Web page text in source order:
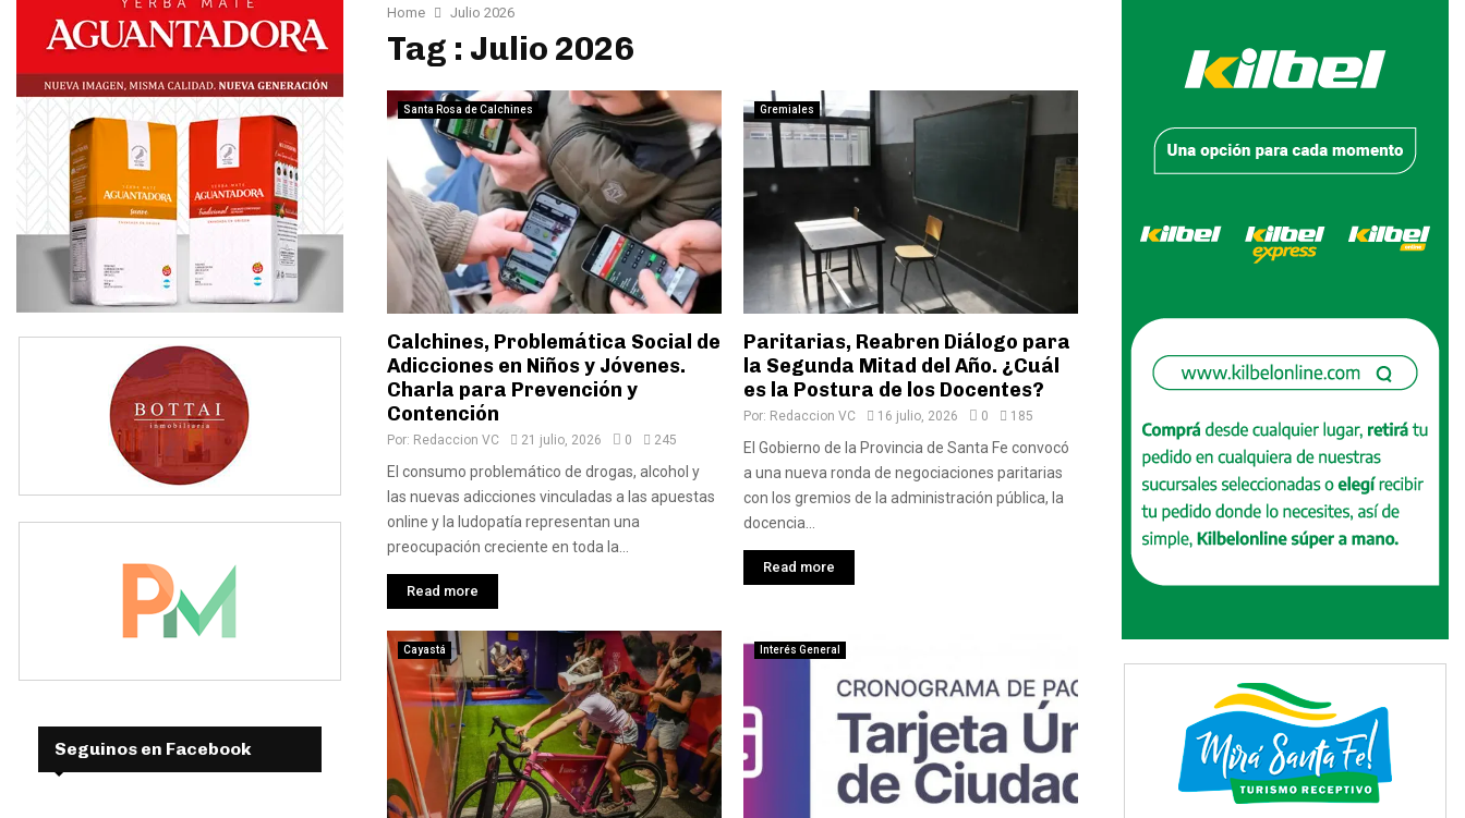
Home Julio 2026
Tag : Julio 2026
Santa Rosa de Calchines
Calchines, Problemática Social de
Adicciones en Niños y Jóvenes.
Charla para Prevención y
Contención
Por: Redaccion VC 21 julio, 2026 0 245
El consumo problemático de drogas, alcohol y
las nuevas adicciones vinculadas a las apuestas
online y la ludopatía representan una
preocupación creciente en toda la...
Read more
Gremiales
Paritarias, Reabren Diálogo para
la Segunda Mitad del Año. ¿Cuál
es la Postura de los Docentes?
Por: Redaccion VC 16 julio, 2026 0 185
El Gobierno de la Provincia de Santa Fe convocó
a una nueva ronda de negociaciones paritarias
con los gremios de la administración pública, la
docencia...
Read more
Cayastá Interés General
Seguinos en Facebook